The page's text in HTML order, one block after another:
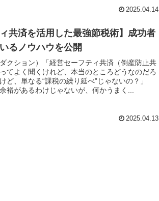
2025.04.14
ィ共済を活用した最強節税術】成功者
るノウハウを公開
クション）「経営セーフティ共済（倒産防止共
てよく聞くけれど、本当のところどうなのだろ
ど、単なる“課税の繰り延べ”じゃないの？」
裕があるわけじゃないが、何かうまく...
2025.04.13